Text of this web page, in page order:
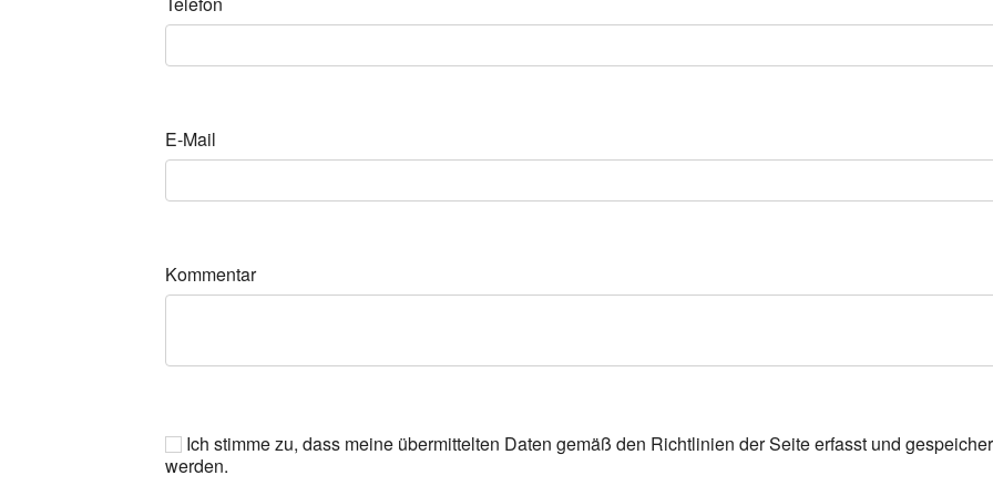
E-Mail
Kommentar
Ich stimme zu, dass meine übermittelten Daten gemäß den Richtlinien der Seite erfasst und
werden.